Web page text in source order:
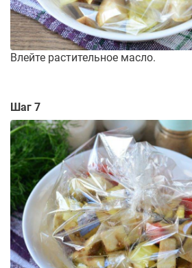
Влейте растительное масло.
Шаг 7